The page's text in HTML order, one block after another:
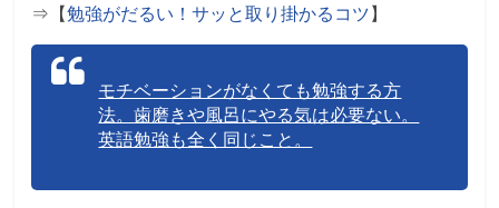
⇒【勉強がだるい！サッと取り掛かるコツ】
モチベーションがなくても勉強する方
法。歯磨きや風呂にやる気は必要ない。
英語勉強も全く同じこと。